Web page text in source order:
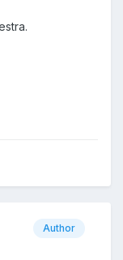
Author